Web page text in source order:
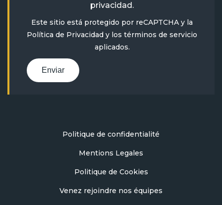
privacidad .
Este sitio está protegido por reCAPTCHA y la
Política de Privacidad y los términos de servicio
aplicados.
Enviar
Politique de confidentialité
Mentions Legales
Politique de Cookies
Venez rejoindre nos équipes